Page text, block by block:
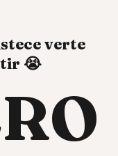
verte
😭